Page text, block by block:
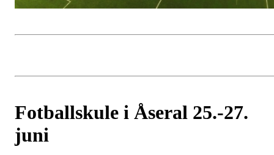
Fotballskule i Åseral 25.-27.
juni